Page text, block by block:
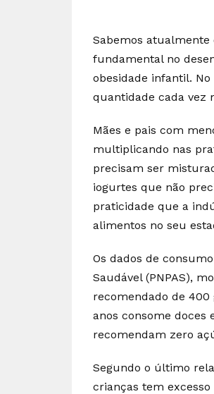
Sabemos
fundamental no
obesidade infantil.
quantidade cada vez
Mães e pais com
multiplicando nas
precisam ser
iogurtes que não
praticidade que a
alimentos no seu
Os dados de
Saudável (PNPAS),
recomendado de 400
anos consome doces
recomendam zero
Segundo o último
crianças tem excesso